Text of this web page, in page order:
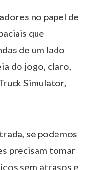
no papel de
que
de um lado
do jogo, claro,
Simulator,
se podemos
precisam tomar
sem atrasos e